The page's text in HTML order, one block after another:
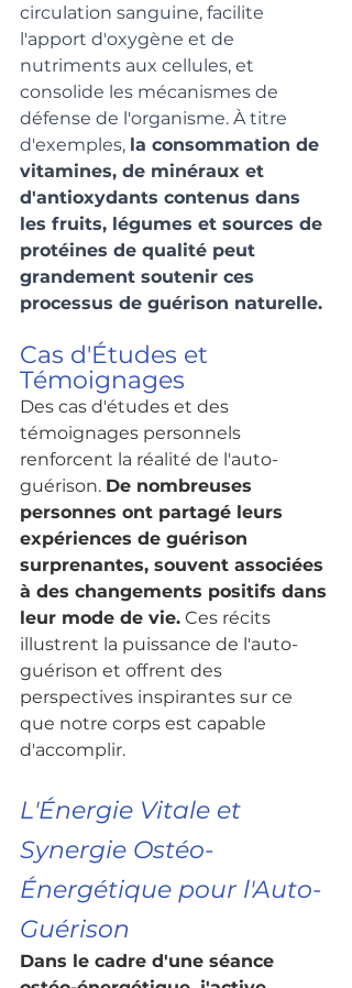
circulation sanguine, facilite
l'apport d'oxygène et de
nutriments aux cellules, et
consolide les mécanismes de
défense de l'organisme. À titre
d'exemples, la consommation de
vitamines, de minéraux et
d'antioxydants contenus dans
les fruits, légumes et sources de
protéines de qualité peut
grandement soutenir ces
processus de guérison naturelle.
Cas d'Études et
Témoignages
Des cas d'études et des
témoignages personnels
renforcent la réalité de l'auto-
guérison. De nombreuses
personnes ont partagé leurs
expériences de guérison
surprenantes, souvent associées
à des changements positifs dans
leur mode de vie. Ces récits
illustrent la puissance de l'auto-
guérison et offrent des
perspectives inspirantes sur ce
que notre corps est capable
d'accomplir.
L'Énergie Vitale et
Synergie Ostéo-
Énergétique pour l'Auto-
Guérison
Dans le cadre d'une séance